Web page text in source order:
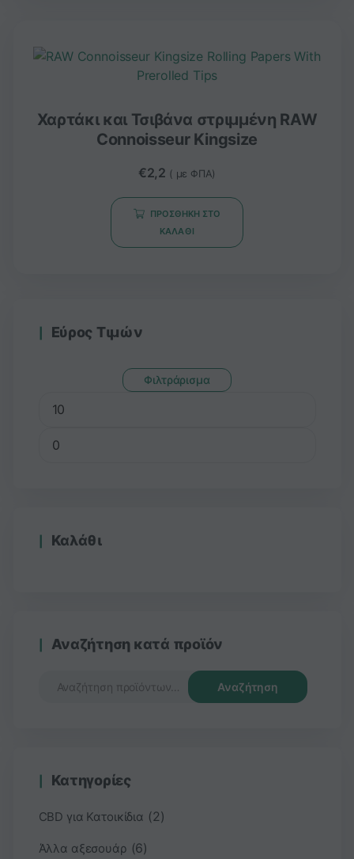
Χαρτάκι και Τσιβάνα στριμμένη RAW
Connoisseur Kingsize
€2,2 ( με ΦΠΑ)
ΠΡΟΣΘΉΚΗ ΣΤΟ
ΚΑΛΆΘΙ
Εύρος Τιμών
Φιλτράρισμα
Καλάθι
Αναζήτηση κατά προϊόν
Αναζήτηση
Κατηγορίες
CBD για Κατοικίδια (2)
Άλλα αξεσουάρ (6)